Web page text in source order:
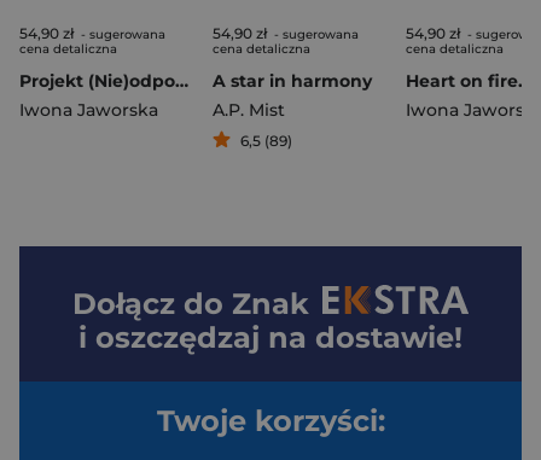
54,90 zł - sugerowana
cena detaliczna
Projekt (Nie)odpowiedni facet
Iwona Jaworska
54,90 zł - sugerowana
cena detaliczna
A star in harmony
A.P. Mist
6,5 (89)
54,90 zł -
cena detaliczna
Iwona
Dołącz do Znak
i oszczędzaj na dostawie!
Twoje korzyści: